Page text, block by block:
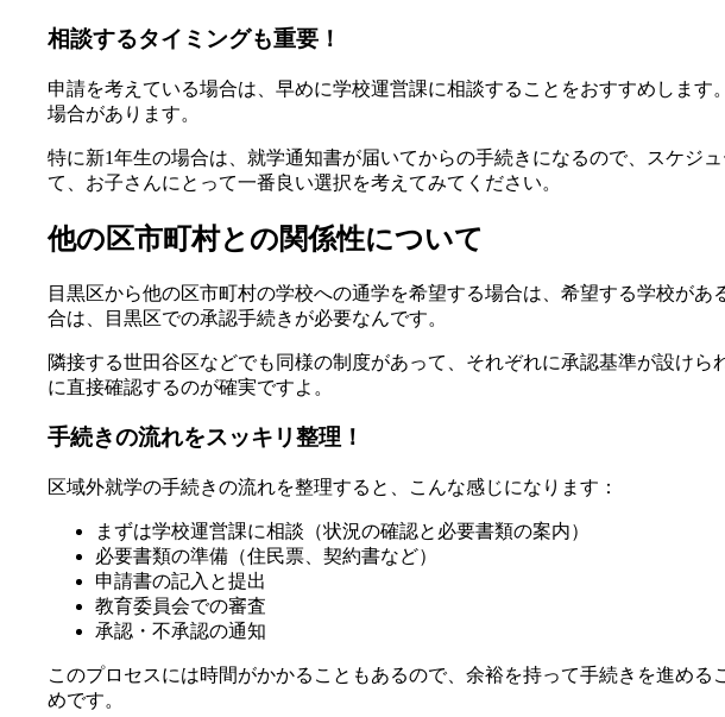
相談するタイミングも重要！
申請を考えている場合は、早めに学校運営課に相談することをおすすめしま
場合があります。
特に新1年生の場合は、就学通知書が届いてからの手続きになるので、スケジ
て、お子さんにとって一番良い選択を考えてみてください。
他の区市町村との関係性について
目黒区から他の区市町村の学校への通学を希望する場合は、希望する学校が
合は、目黒区での承認手続きが必要なんです。
隣接する世田谷区などでも同様の制度があって、それぞれに承認基準が設け
に直接確認するのが確実ですよ。
手続きの流れをスッキリ整理！
区域外就学の手続きの流れを整理すると、こんな感じになります：
まずは学校運営課に相談（状況の確認と必要書類の案内）
必要書類の準備（住民票、契約書など）
申請書の記入と提出
教育委員会での審査
承認・不承認の通知
このプロセスには時間がかかることもあるので、余裕を持って手続きを進め
めです。